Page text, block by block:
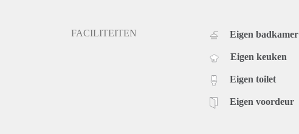
FACILITEITEN Eigen badkamer
Eigen keuken
Eigen toilet
Eigen voordeur